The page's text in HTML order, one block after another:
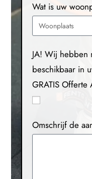
Wat is uw
JA! Wij hebben
beschikbaar in
GRATIS Offerte
Omschrijf de